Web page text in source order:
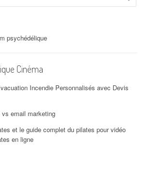
psychédélique
Cinéma
Incendie Personnalisés avec Devis
email marketing
et le guide complet du pilates pour vidéo
en ligne